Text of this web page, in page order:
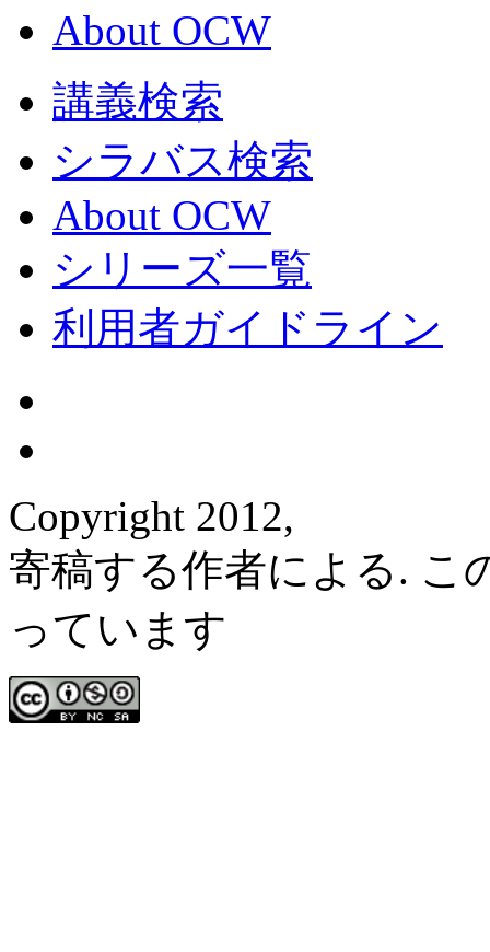
About OCW
講義検索
シラバス検索
About OCW
シリーズ一覧
利用者ガイドライン
Copyright 2012,
寄稿する作者による. こ
っています